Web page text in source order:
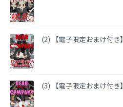
(2) 【電子限定おまけ付き】
(3) 【電子限定おまけ付き】